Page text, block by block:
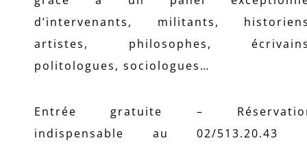
d’intervenants, militants,
artistes, philosophes,
politologues, sociologues…
Entrée gratuite –
indispensable au 02/513.20.43